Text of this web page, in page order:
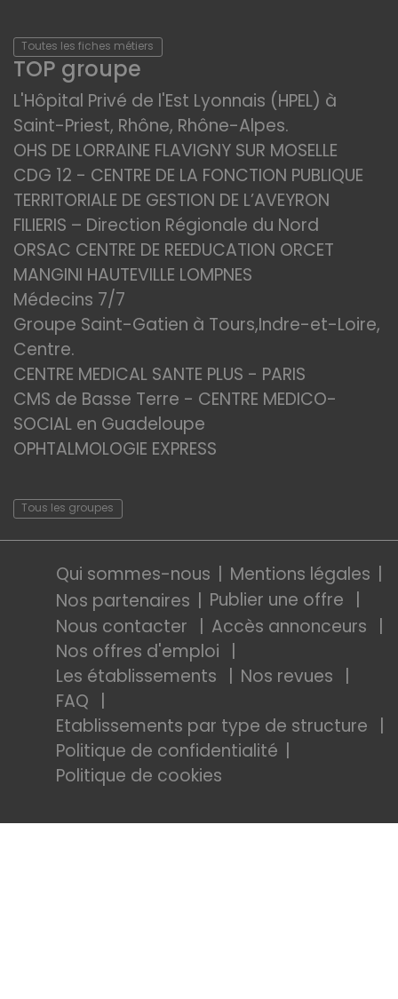
Toutes les fiches métiers
TOP groupe
L'Hôpital Privé de l'Est Lyonnais (HPEL) à
Saint-Priest, Rhône, Rhône-Alpes.
OHS DE LORRAINE FLAVIGNY SUR MOSELLE
CDG 12 - CENTRE DE LA FONCTION PUBLIQUE
TERRITORIALE DE GESTION DE L’AVEYRON
FILIERIS – Direction Régionale du Nord
ORSAC CENTRE DE REEDUCATION ORCET
MANGINI HAUTEVILLE LOMPNES
Médecins 7/7
Groupe Saint-Gatien à Tours,Indre-et-Loire,
Centre.
CENTRE MEDICAL SANTE PLUS - PARIS
CMS de Basse Terre - CENTRE MEDICO-
SOCIAL en Guadeloupe
OPHTALMOLOGIE EXPRESS
Tous les groupes
Qui sommes-nous
Mentions légales
Nos partenaires
Publier une offre
Nous contacter
Accès annonceurs
Nos offres d'emploi
Les établissements
Nos revues
FAQ
Etablissements par type de structure
Politique de confidentialité
Politique de cookies